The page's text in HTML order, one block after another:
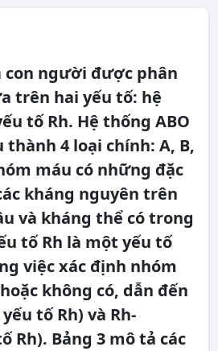
con người được phân
trên hai yếu tố: hệ
tố Rh. Hệ thống ABO
thành 4 loại chính: A, B,
máu có những đặc
kháng nguyên trên
và kháng thể có trong
tố Rh là một yếu tố
việc xác định nhóm
không có, dẫn đến
tố Rh) và Rh-
Rh). Bảng 3 mô tả các